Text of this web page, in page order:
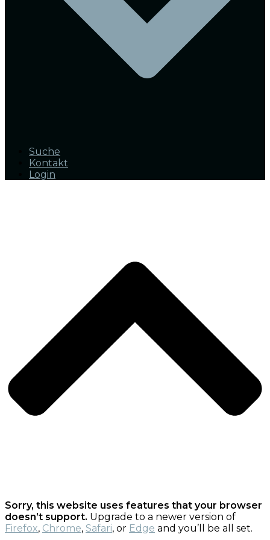
Suche
Kontakt
Login
Sorry, this website uses features that your browser
doesn’t support. Upgrade to a newer version of
Firefox, Chrome, Safari, or Edge and you’ll be all set.